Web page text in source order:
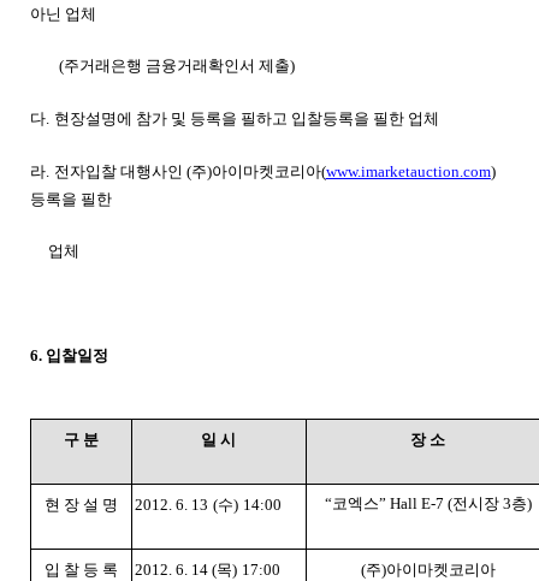
아닌 업체
(주거래은행 금융거래확인서 제출)
다. 현장설명에 참가 및 등록을 필하고 입찰등록을 필한 업체
라. 전자입찰 대행사인 (주)아이마켓코리아(www.imarketauction.com)
등록을 필한
업체
6. 입찰일정
구 분 일 시 장 소
현 장 설 명 2012. 6. 13 (수) 14:00 “코엑스” Hall E-7 (전시장 3층)
입 찰 등 록 2012. 6. 14 (목) 17:00 (주)아이마켓코리아